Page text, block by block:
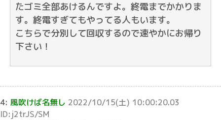
たゴミ全部あけるんですよ。終電までかかりま
す。終電すぎてもやってる人もいます。
こちらで分別して回収するので速やかにお帰り
下さい！
4: 風吹けば名無し 2022/10/15(土) 10:00:20.03
ID:j2trJS/SM